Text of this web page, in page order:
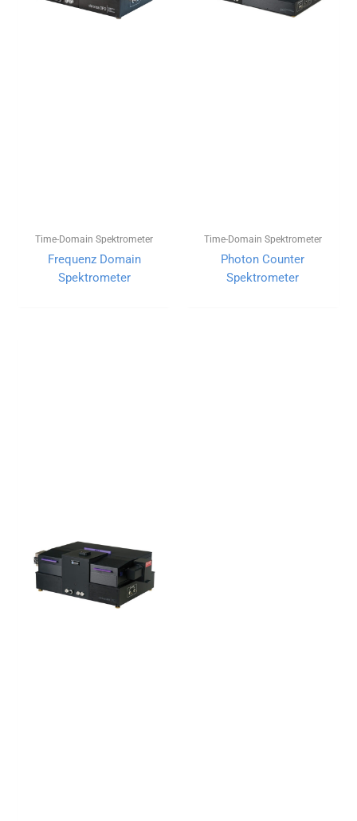
Time-Domain Spektrometer
Frequenz Domain
Spektrometer
Time-Domain Spektrometer
Photon Counter
Spektrometer